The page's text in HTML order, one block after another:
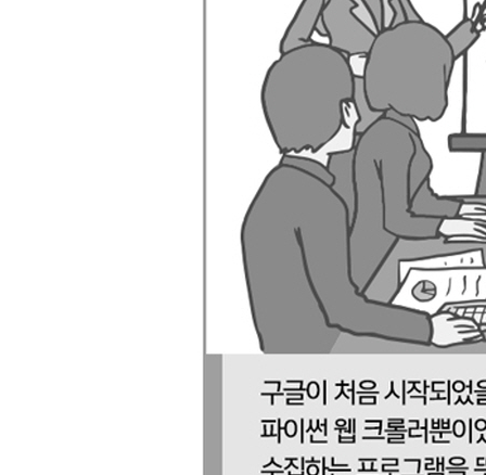
7.5 마이크로소프트 워드와 .docx
CHAPTER 8 지저분한 데이터 정리하기
__8.2.1 오픈리파인
CHAPTER 9 자연어 읽고 쓰기
__9.2.1 위키백과의 여섯 다리: 결론
__9.3.2 NLTK를 사용한 통계적 분석
__9.3.3 NLTK를 사용한 사전적 분석